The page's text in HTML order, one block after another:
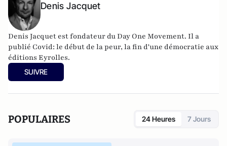
Denis Jacquet
Denis Jacquet est fondateur du Day One Movement. Il a
publié Covid: le début de la peur, la fin d'une démocratie aux
éditions Eyrolles.
SUIVRE
POPULAIRES 24 Heures 7 Jours